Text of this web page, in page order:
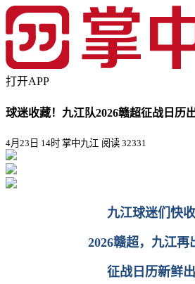
打开APP
球迷收藏！九江队2026赣超征战日历
4月23日 14时 掌中九江 阅读 32331
九江球迷们快
2026赣超，九江再
征战日历新鲜